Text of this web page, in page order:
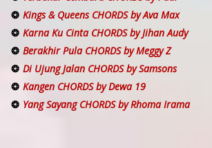
Kings & Queens CHORDS by Ava Max
Karna Ku Cinta CHORDS by Jihan Audy
Berakhir Pula CHORDS by Meggy Z
Di Ujung Jalan CHORDS by Samsons
Kangen CHORDS by Dewa 19
Yang Sayang CHORDS by Rhoma Irama